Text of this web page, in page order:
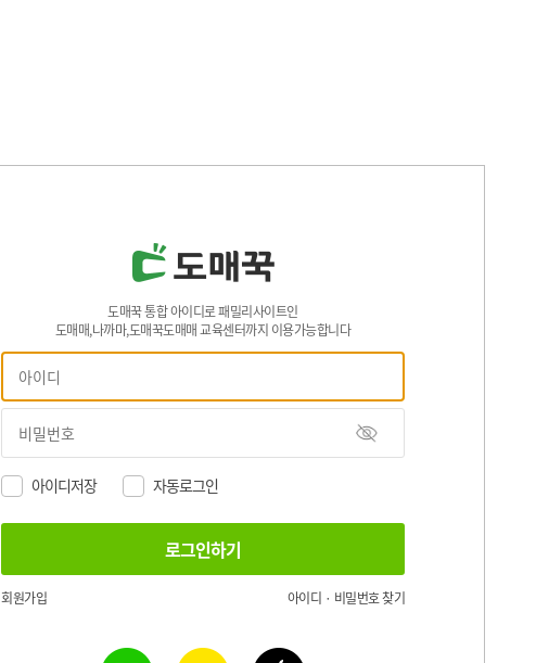
도매꾹 통합 아이디로 패밀리사이트인
도매매,나까마,도매꾹도매매 교육센터까지 이용가능합니다
아이디저장 자동로그인
회원가입 아이디 · 비밀번호 찾기